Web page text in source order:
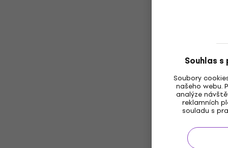
Souhlas
Soubory
našeho webu.
analýze
reklamních
souladu s